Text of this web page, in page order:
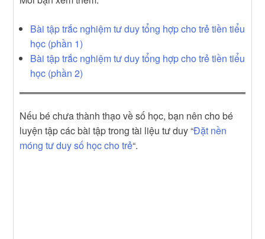
Bài tập trắc nghiệm tư duy tổng hợp cho trẻ tiền tiểu
học (phần 1)
Bài tập trắc nghiệm tư duy tổng hợp cho trẻ tiền tiểu
học (phần 2)
Nếu bé chưa thành thạo về số học, bạn nên cho bé
luyện tập các bài tập trong tài liệu tư duy “Đặt nền
móng tư duy số học cho trẻ“.